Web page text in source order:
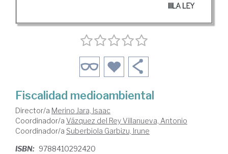
Fiscalidad medioambiental
Director/a Merino Jara, Isaac
Coordinador/a Vázquez del Rey Villanueva, Antonio
Coordinador/a Suberbiola Garbizu, Irune
ISBN: 9788410292420